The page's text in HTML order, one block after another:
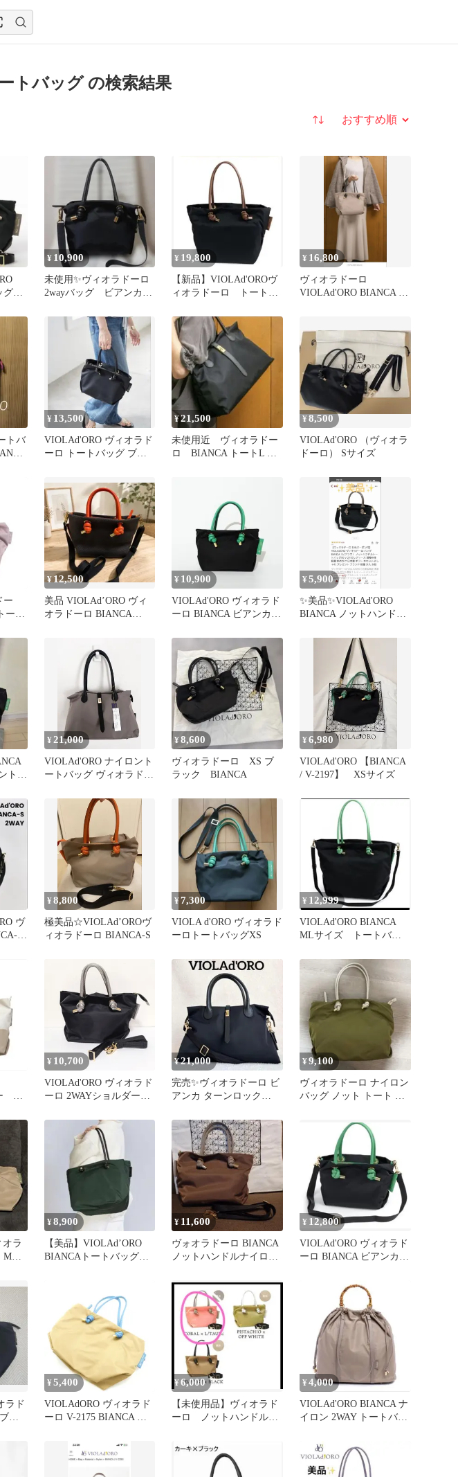
トバッグ の検索結果
並び替え
グ
¥ 10,900
未使用✨ヴィオラドーロ
2wayバッグ ビアンカ
¥ 19,800
【新品】VIOLAd'OROヴ
ィオラドーロ トートM
¥ 16,800
ヴィオラドーロ
VIOLAd'ORO BIANCA ビ
トバ
¥ 13,500
VIOLAd'ORO ヴィオラド
ーロ トートバッグ ブラ
¥21,500
未使用近 ヴィオラドー
ロ BIANCA トートL 定
¥8,500
VIOLAd'ORO （ヴィオラ
ドーロ） Sサイズ
ー
ト
¥12,500
美品 VIOLAd’ORO ヴィ
オラドーロ BIANCA
¥ 10,900
VIOLAd'ORO ヴィオラド
ーロ BIANCA ビアンカ
¥5,900
✨美品✨VIOLAd'ORO
BIANCA ノットハンドル
トー
¥ 21,000
VIOLAd'ORO ナイロント
ートバッグ ヴィオラドー
¥8,600
ヴィオラドーロ XS ブ
ラック BIANCA
¥6,980
VIOLAd'ORO 【BIANCA
/ V-2197】 XSサイズ
ヴ
S
¥8,800
極美品☆VIOLAd’OROヴ
ィオラドーロ BIANCA-S
¥7,300
VIOLA d'ORO ヴィオラド
ーロトートバッグXS
¥ 12,999
VIOLAd'ORO BIANCA
MLサイズ トートバッ
ノ
¥ 10,700
VIOLAd'ORO ヴィオラド
ーロ 2WAYショルダーバ
BIANCA Sサイズ ナイロ
ン×本革レザー ブラック×
ゴールド レディース 美
¥21,000
完売✨ヴィオラドーロ ビ
アンカ ターンロック
¥9,100
ヴィオラドーロ ナイロン
バッグ ノット トート ML
ラ
サ
¥8,900
【美品】VIOLAd’ORO
BIANCAトートバッグ
¥ 11,600
ヴォオラドーロ BIANCA
ノットハンドルナイロン
¥ 12,800
VIOLAd'ORO ヴィオラド
ーロ BIANCA ビアンカ
ラド
ラ
¥ 5,400
VIOLAdORO ヴィオラド
ーロ V-2175 BIANCA ト
ロン ノットハンドル
AZZURRO レディース
¥ 6,000
【未使用品】ヴィオラド
ーロ ノットハンドル
¥ 4,000
VIOLAd'ORO BIANCA ナ
イロン 2WAY トートバッ